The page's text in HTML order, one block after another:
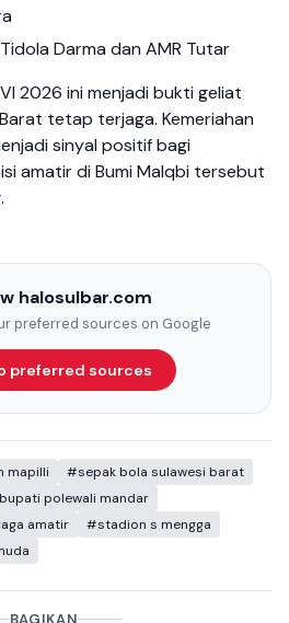
Tidola Darma dan AMR Tutar
2026 ini menjadi bukti geliat
tetap terjaga. Kemeriahan
sinyal positif bagi
amatir di Bumi Malqbi tersebut
halosulbar.com
preferred sources on Google
preferred sources
mapilli
#sepak bola sulawesi barat
polewali mandar
amatir
#stadion s mengga
BAGIKAN